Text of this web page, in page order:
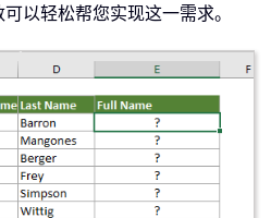
以轻松帮您实现这一需求。